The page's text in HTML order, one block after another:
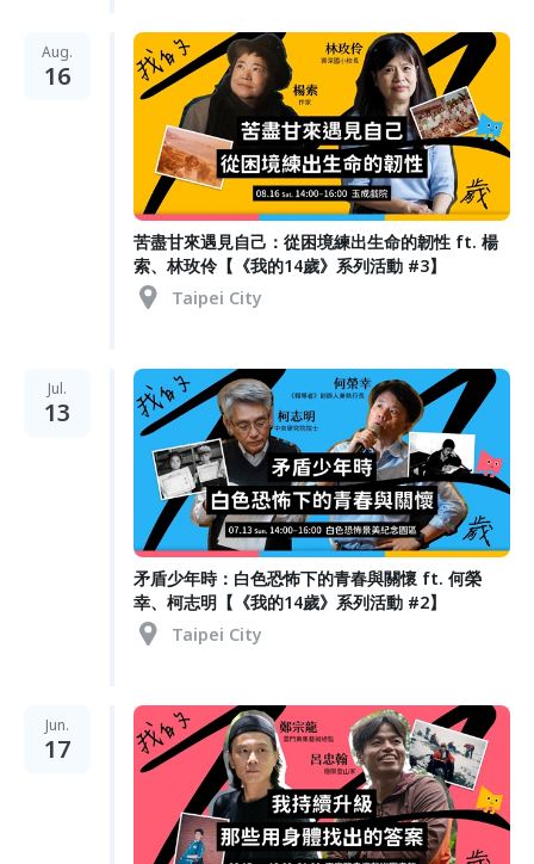
Aug.
16
苦盡甘來遇見自己：從困境練出生命的韌性 ft. 楊
索、林玫伶【《我的14歲》系列活動 #3】
Taipei City
Jul.
13
矛盾少年時：白色恐怖下的青春與關懷 ft. 何榮
幸、柯志明【《我的14歲》系列活動 #2】
Taipei City
Jun.
17